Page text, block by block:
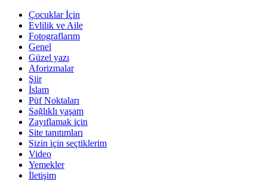
Çocuklar İçin
Evlilik ve Aile
Fotograflarım
Genel
Güzel yazı
Aforizmalar
Şiir
İslam
Püf Noktaları
Sağlıklı yaşam
Zayıflamak için
Site tanıtımları
Sizin için seçtiklerim
Video
Yemekler
İletişim